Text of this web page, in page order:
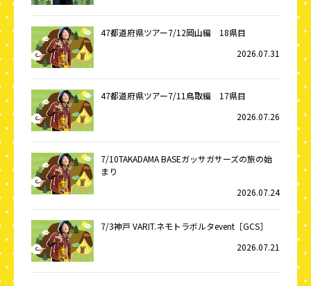
47都道府県ツアー7/12岡山編 18県目
2026.07.31
47都道府県ツアー7/11鳥取編 17県目
2026.07.26
7/10TAKADAMA BASEガッサガサーズの旅の始
まり
2026.07.24
7/3神戸 VARIT.ネモトラボルタevent［GCS］
2026.07.21